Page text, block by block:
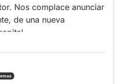
Nos complace anunciar
de una nueva